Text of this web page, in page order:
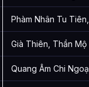
Phàm Nhân Tu
Già Thiên, Thần Mộ
Quang Âm Chi